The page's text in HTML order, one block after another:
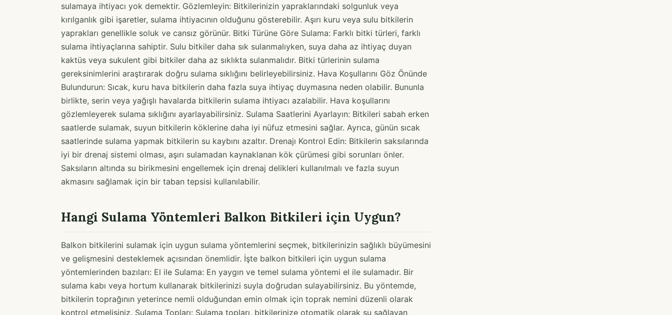
sulamaya ihtiyacı yok demektir. Gözlemleyin: Bitkilerinizin yapraklarındaki solgunluk veya
kırılganlık gibi işaretler, sulama ihtiyacının olduğunu gösterebilir. Aşırı kuru veya sulu bitkilerin
yaprakları genellikle soluk ve cansız görünür. Bitki Türüne Göre Sulama: Farklı bitki türleri, farklı
sulama ihtiyaçlarına sahiptir. Sulu bitkiler daha sık sulanmalıyken, suya daha az ihtiyaç duyan
kaktüs veya sukulent gibi bitkiler daha az sıklıkta sulanmalıdır. Bitki türlerinin sulama
gereksinimlerini araştırarak doğru sulama sıklığını belirleyebilirsiniz. Hava Koşullarını Göz Önünde
Bulundurun: Sıcak, kuru hava bitkilerin daha fazla suya ihtiyaç duymasına neden olabilir. Bununla
birlikte, serin veya yağışlı havalarda bitkilerin sulama ihtiyacı azalabilir. Hava koşullarını
gözlemleyerek sulama sıklığını ayarlayabilirsiniz. Sulama Saatlerini Ayarlayın: Bitkileri sabah erken
saatlerde sulamak, suyun bitkilerin köklerine daha iyi nüfuz etmesini sağlar. Ayrıca, günün sıcak
saatlerinde sulama yapmak bitkilerin su kaybını azaltır. Drenajı Kontrol Edin: Bitkilerin saksılarında
iyi bir drenaj sistemi olması, aşırı sulamadan kaynaklanan kök çürümesi gibi sorunları önler.
Saksıların altında su birikmesini engellemek için drenaj delikleri kullanılmalı ve fazla suyun
akmasını sağlamak için bir taban tepsisi kullanılabilir.
Hangi Sulama Yöntemleri Balkon Bitkileri için Uygun?
Balkon bitkilerini sulamak için uygun sulama yöntemlerini seçmek, bitkilerinizin sağlıklı büyümesini
ve gelişmesini desteklemek açısından önemlidir. İşte balkon bitkileri için uygun sulama
yöntemlerinden bazıları: El ile Sulama: En yaygın ve temel sulama yöntemi el ile sulamadır. Bir
sulama kabı veya hortum kullanarak bitkilerinizi suyla doğrudan sulayabilirsiniz. Bu yöntemde,
bitkilerin toprağının yeterince nemli olduğundan emin olmak için toprak nemini düzenli olarak
kontrol etmelisiniz. Sulama Topları: Sulama topları, bitkilerinize otomatik olarak su sağlayan